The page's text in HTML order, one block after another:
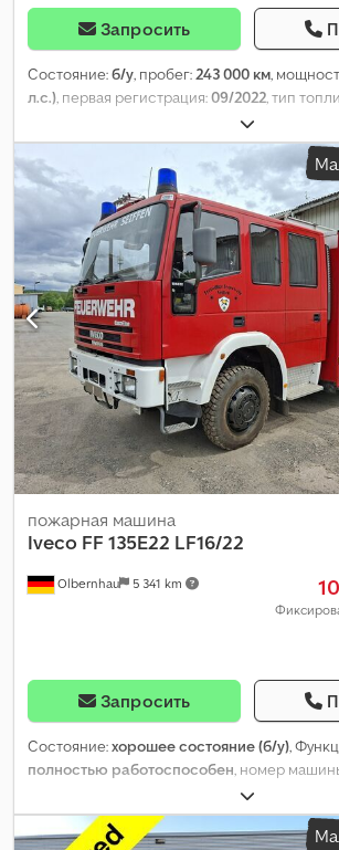
Запросить
Состояние:б/у, пробег:243 000 км,
л.с.), первая регистрация:09/2022, тип
дизель, тормоза:
синий, тип передачи:автоматический,
6, подвеска: воздух, Оборудование: ABS,
руля, кондиционер, круиз-контроль,
охладительный агрегат, подогрев
безопасности, прицепное устройство,
система контроля тяги, центральный
Olbernhau 5 341 km
пожарная машина
Iveco FF 135E22 LF16/22
Запросить
Состояние:хорошее состояние (б/у),
полностью работоспособен , номер
, пробег:
160 кВт (217,54 л.с.), первая регистрация:
дизель, размер шины:10R22.5,